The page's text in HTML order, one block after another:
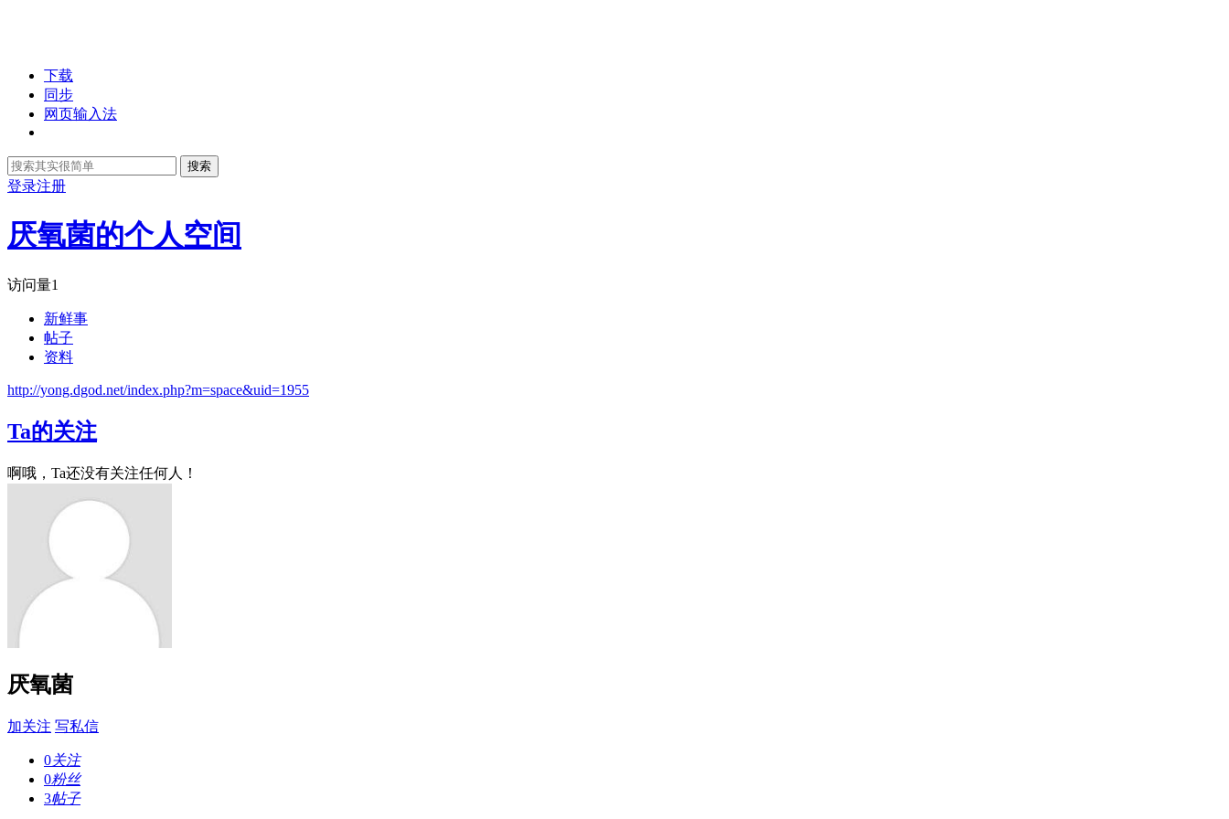
下载
同步
网页输入法
搜索
登录注册
厌氧菌的个人空间
访问量1
新鲜事
帖子
资料
http://yong.dgod.net/index.php?m=space&uid=1955
Ta的关注
啊哦，Ta还没有关注任何人！
厌氧菌
加关注 写私信
0关注
0粉丝
3帖子